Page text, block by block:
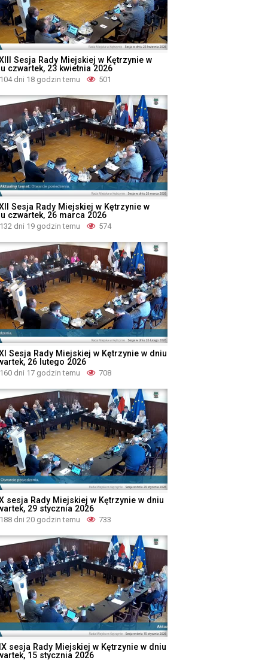
Sesja Rady Miejskiej w Kętrzynie w
czwartek, 23 kwietnia 2026
104 dni 18 godzin temu 501
Sesja Rady Miejskiej w Kętrzynie w
czwartek, 26 marca 2026
132 dni 19 godzin temu 574
Sesja Rady Miejskiej w Kętrzynie w dniu
26 lutego 2026
160 dni 17 godzin temu 708
sesja Rady Miejskiej w Kętrzynie w dniu
29 stycznia 2026
188 dni 20 godzin temu 733
sesja Rady Miejskiej w Kętrzynie w dniu
15 stycznia 2026